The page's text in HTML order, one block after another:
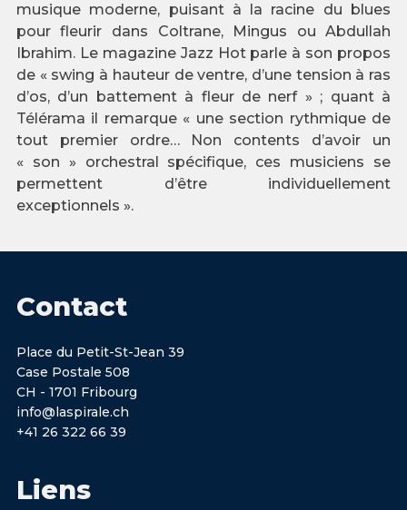
musique moderne, puisant à la racine du blues
pour fleurir dans Coltrane, Mingus ou Abdullah
Ibrahim. Le magazine Jazz Hot parle à son propos
de « swing à hauteur de ventre, d’une tension à ras
d’os, d’un battement à fleur de nerf » ; quant à
Télérama il remarque « une section rythmique de
tout premier ordre… Non contents d’avoir un
« son » orchestral spécifique, ces musiciens se
permettent d’être individuellement
exceptionnels ».
Contact
Place du Petit-St-Jean 39
Case Postale 508
CH - 1701 Fribourg
info@laspirale.ch
+41 26 322 66 39
Liens